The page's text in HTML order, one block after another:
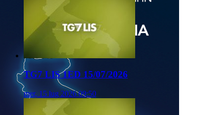
TG7 LIS 1ED 15/07/2026
mer, 15 lug 2026 09:50